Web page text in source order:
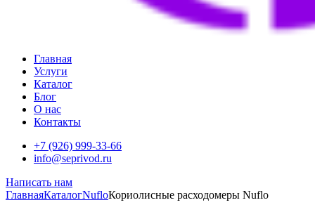
Главная
Услуги
Каталог
Блог
О нас
Контакты
+7 (926) 999-33-66
info@seprivod.ru
Написать нам
ГлавнаяКаталогNufloКориолисные расходомеры Nuflo